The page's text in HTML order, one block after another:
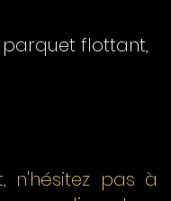
flottant,
n'hésitez pas à